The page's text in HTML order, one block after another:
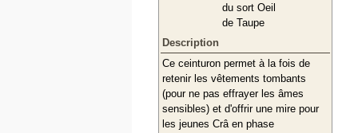
du sort Oeil
de Taupe
Description
Ce ceinturon permet à la fois de
retenir les vêtements tombants
(pour ne pas effrayer les âmes
sensibles) et d'offrir une mire pour
les jeunes Crâ en phase